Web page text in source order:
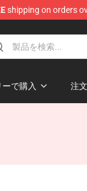
shipping on orders
で購入 注